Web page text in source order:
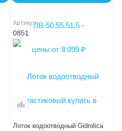
Артикул
0851
Лоток водоотводный Gidrolica